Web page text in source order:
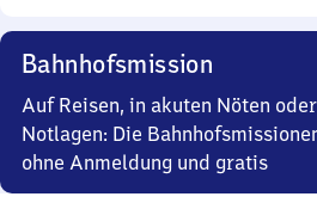
0
Uhr
Bahnhofsmission
Auf Reisen, in akuten Nöten
Notlagen: Die
ohne Anmeldung und gratis